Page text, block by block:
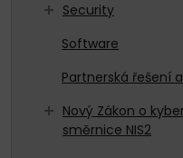
Security
Software
Partnerská řešení
Nový Zákon o
směrnice NIS2